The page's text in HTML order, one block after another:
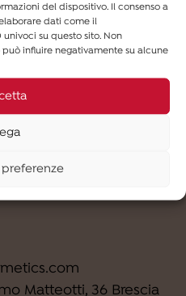
del dispositivo. Il consenso a
dati come il
su questo sito. Non
influire negativamente su alcune
preferenze
desidero iscrivermi alla
Matteotti, 36 Brescia